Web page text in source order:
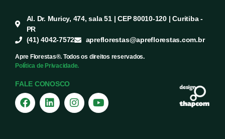
Al. Dr. Muricy, 474, sala 51 | CEP 80010-120 | Curitiba -
PR
(41) 4042-7572
apreflorestas@apreflorestas.com.br
Apre Florestas®. Todos os direitos reservados.
Política de Privacidade.
FALE CONOSCO